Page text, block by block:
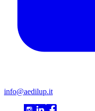
info@aedilup.it